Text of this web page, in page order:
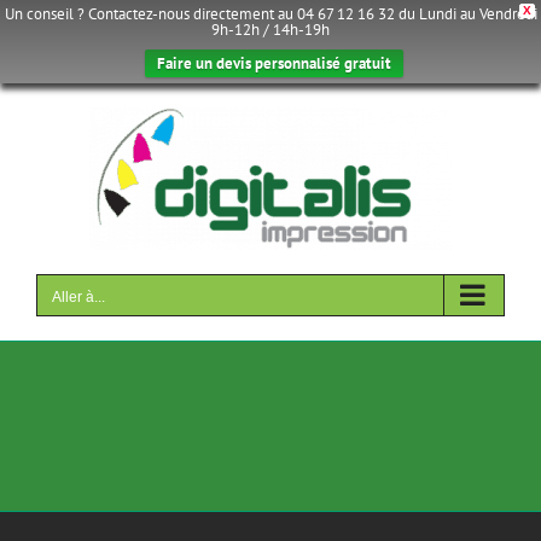
X
Un conseil ? Contactez-nous directement au 04 67 12 16 32 du Lundi au Vendredi
9h-12h / 14h-19h
Faire un devis personnalisé gratuit
Passer
Aller à...